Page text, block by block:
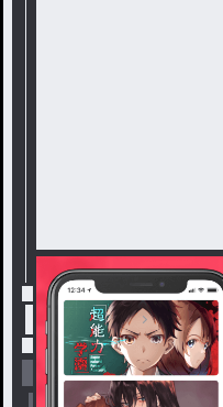
トップ タグ？